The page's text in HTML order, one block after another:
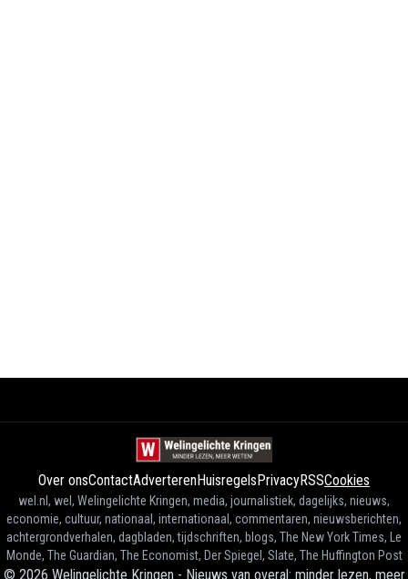
Over onsContactAdverterenHuisregels PrivacyRSSCookies
wel.nl, wel, Welingelichte Kringen, media, journalistiek, dagelijks, nieuws,
economie, cultuur, nationaal, internationaal, commentaren, nieuwsberichten,
achtergrondverhalen, dagbladen, tijdschriften, blogs, The New York Times, Le
Monde, The Guardian, The Economist, Der Spiegel, Slate, The Huffington Post
© 2026 Welingelichte Kringen - Nieuws van overal: minder lezen, meer